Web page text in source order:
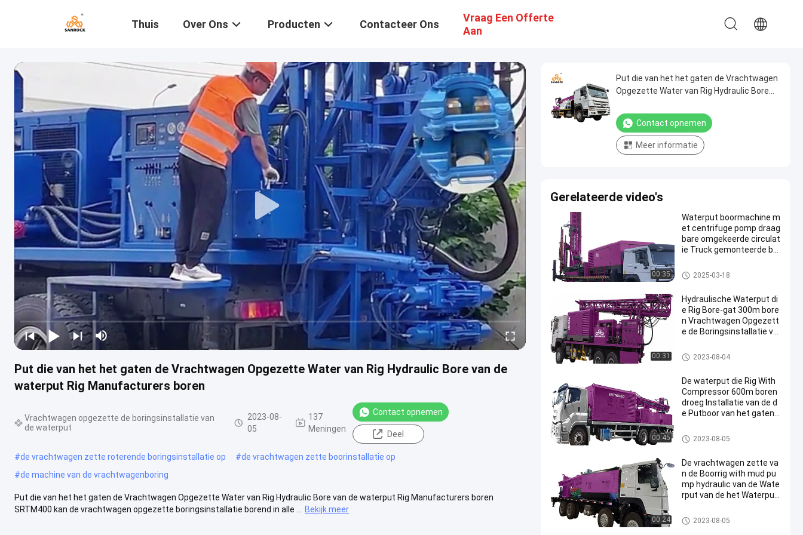
Thuis Over Ons Producten Contacteer Ons
Vraag Een Offerte
Aan
Put die van het het gaten de Vrachtwagen Opgezette Water van Rig Hydraulic Bore van de
waterput Rig Manufacturers boren
Vrachtwagen opgezette de boringsinstallatie van
de waterput
2023-08-
05
137
Meningen
Contact opnemen
Deel
#de vrachtwagen zette roterende boringsinstallatie op #de vrachtwagen zette boorinstallatie op
#de machine van de vrachtwagenboring
Put die van het het gaten de Vrachtwagen Opgezette Water van Rig Hydraulic Bore van de waterput Rig Manufacturers boren
SRTM400 kan de vrachtwagen opgezette boringsinstallatie borend in alle ...
Bekijk meer
Put die van het het gaten de Vrachtwagen
Opgezette Water van Rig Hydraulic Bore
Contact opnemen
Meer informatie
Gerelateerde video's
00:35
Waterput boormachine m
et centrifuge pomp draag
bare omgekeerde circulat
ie Truck gemonteerde bo
Vrachtwagen opgezette de bor
ingsinstallatie van de waterpu
2025-03-18
00:31
Hydraulische Waterput di
e Rig Bore-gat 300m bore
n Vrachtwagen Opgezett
e de Boringsinstallatie va
Vrachtwagen opgezette de bor
ingsinstallatie van de waterpu
2023-08-04
00:45
De waterput die Rig With
Compressor 600m boren
droeg Installatie van de d
e Putboor van het gaten d
e Water
Vrachtwagen opgezette de bor
ingsinstallatie van de waterpu
2023-08-05
00:24
De vrachtwagen zette va
n de Boorrig with mud pu
mp hydraulic van de Wate
rput van de het Waterput
Vrachtwagen opgezette de bor
ingsinstallatie van de waterpu
2023-08-05